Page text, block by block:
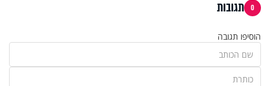
0 תגובות
הוסיפו תגובה